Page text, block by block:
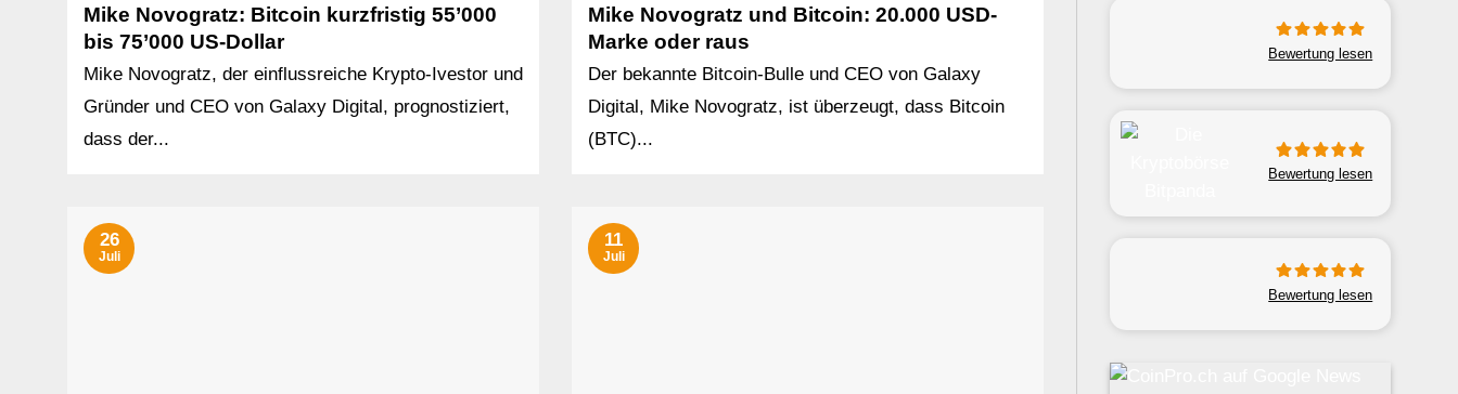
Mike Novogratz: Bitcoin kurzfristig 55’000
bis 75’000 US-Dollar
Mike Novogratz, der einflussreiche Krypto-Ivestor und
Gründer und CEO von Galaxy Digital, prognostiziert,
dass der...
Mike Novogratz und Bitcoin: 20.000 USD-
Marke oder raus
Der bekannte Bitcoin-Bulle und CEO von Galaxy
Digital, Mike Novogratz, ist überzeugt, dass Bitcoin
(BTC)...
26
Juli
11
Juli
Bewertung lesen
Bewertung lesen
Bewertung lesen